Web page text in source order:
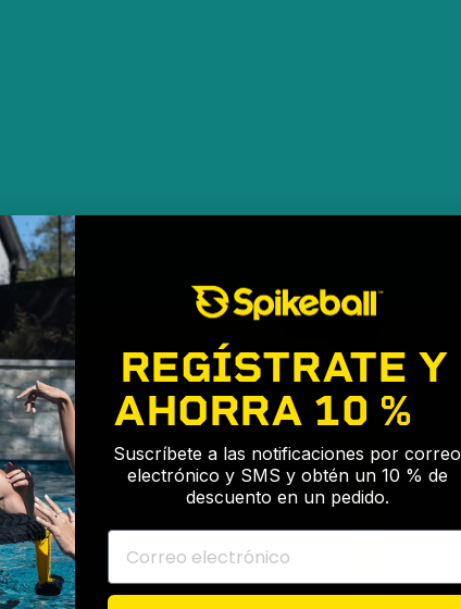
REGÍSTRATE Y
AHORRA 10 %
Suscríbete a las notificaciones por correo
electrónico y SMS y obtén un 10 % de
descuento en un pedido.
Correo electrónico